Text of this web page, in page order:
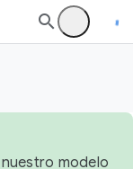
modelo